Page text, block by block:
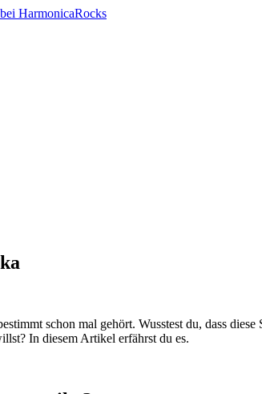
schon mal gehört. Wusstest du, dass
In diesem Artikel erfährst du es.